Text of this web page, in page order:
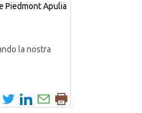
PiedmontApulia
la nostra